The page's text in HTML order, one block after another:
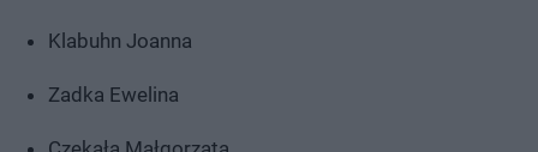
Klabuhn Joanna
Zadka Ewelina